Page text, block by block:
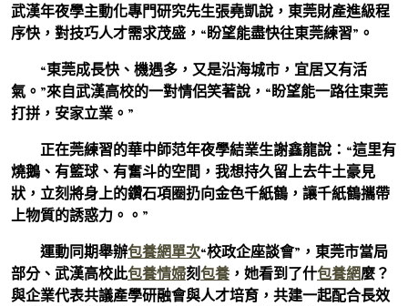
武漢年夜學主動化專門研究先生張堯凱說，東莞財產進級程
序快，對技巧人才需求茂盛，“盼望能盡快往東莞練習”。
“東莞成長快、機遇多，又是沿海城市，宜居又有活
氣。”來自武漢高校的一對情侶笑著說，“盼望能一路往東莞
打拼，安家立業。”
正在莞練習的華中師范年夜學結業生謝鑫龍說：“這里有
燒鵝、有籃球、有奮斗的空間，我想持久留上去牛土豪見
狀，立刻將身上的鑽石項圈扔向金色千紙鶴，讓千紙鶴攜帶
上物質的誘惑力。。”
運動同期舉辦包養網單次“校政企座談會”，東莞市當局
部分、武漢高校此包養情婦刻包養 ，她看到了什包養網麼？
與企業代表共議產學研融會與人才培育，共建一起配合長效